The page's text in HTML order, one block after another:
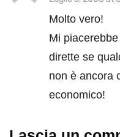
Molto vero!
Mi
dirette se
non è ancora
economico!